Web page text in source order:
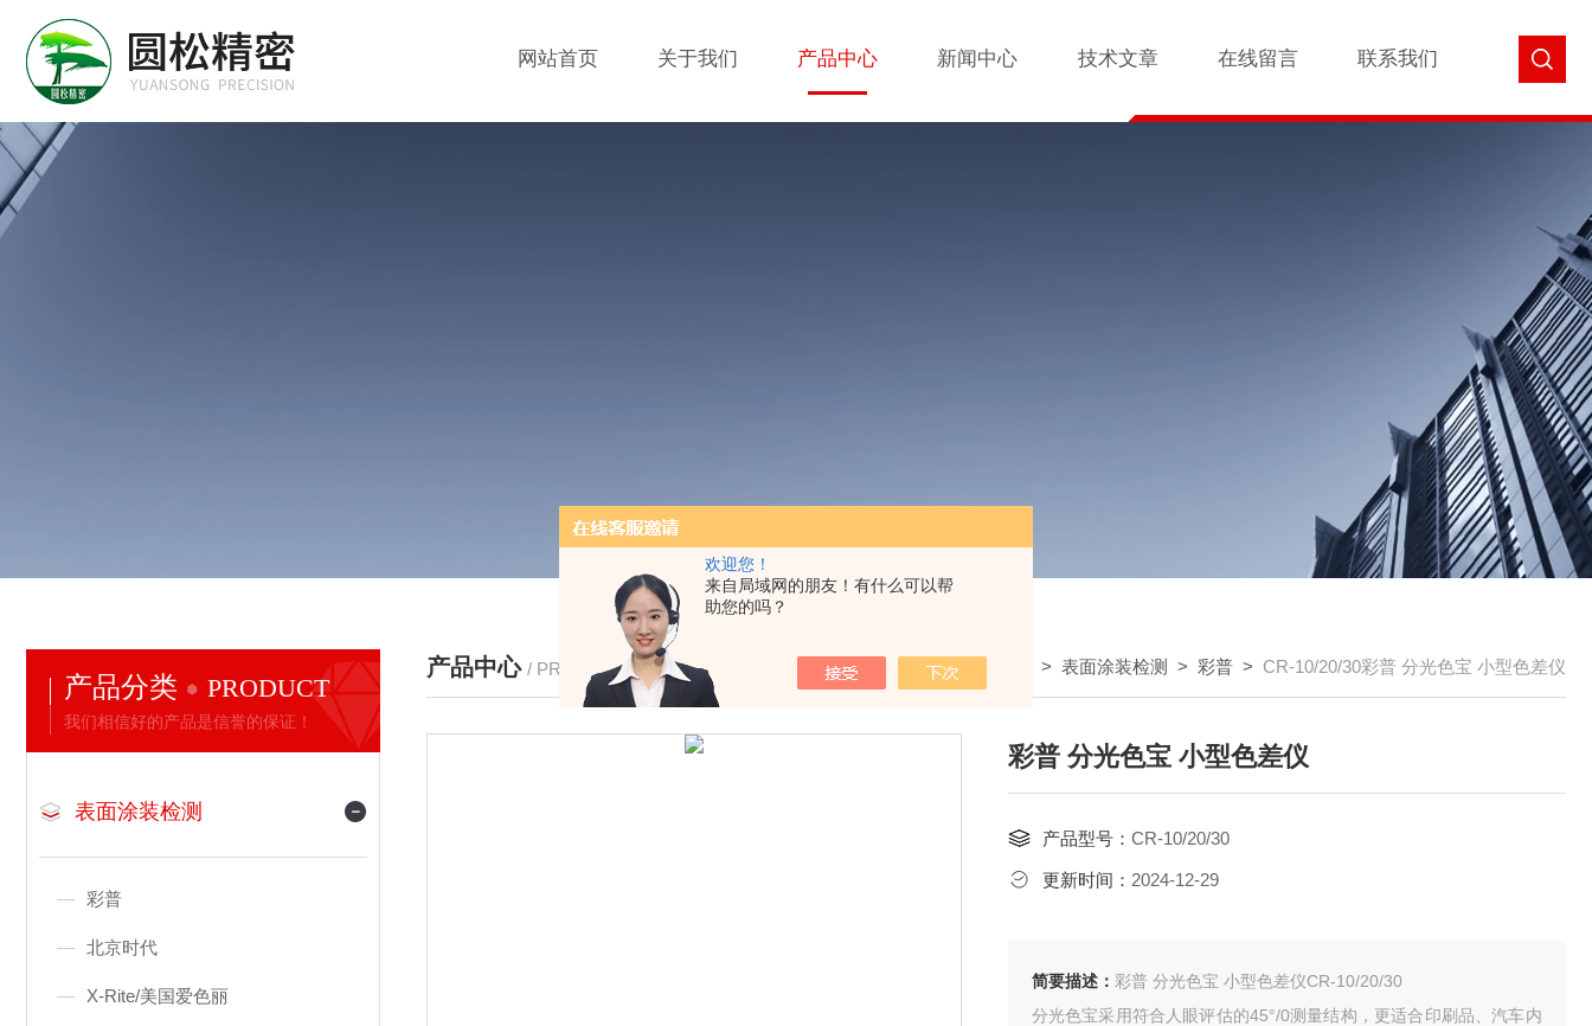
欢迎您！
来自局域网的朋友！有什么可以帮
助您的吗？
网站首页 关于我们 产品中心 新闻中心 技术文章 在线留言 联系我们
产品分类 PRODUCT
我们相信好的产品是信誉的保证！
表面涂装检测
彩普
北京时代
X-Rite/美国爱色丽
产品中心 / PRODUCTS 我的位置： 首页> > 表面涂装检测 > 彩普 > CR-10/20/30彩普 分光色宝 小型色差仪
彩普 分光色宝 小型色差仪
产品型号： CR-10/20/30
更新时间： 2024-12-29
简要描述： 彩普 分光色宝 小型色差仪CR-10/20/30
分光色宝采用符合人眼评估的45°/0测量结构，更适合印刷品、汽车内